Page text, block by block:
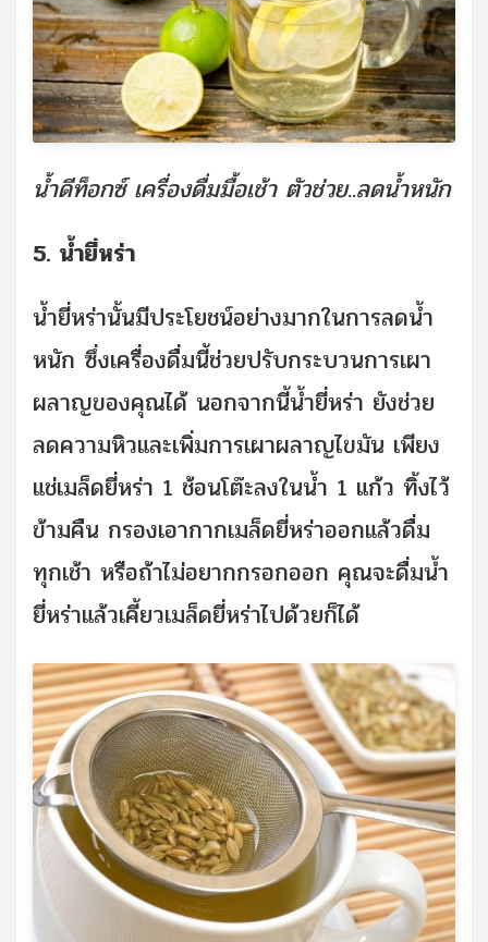
น้ำดีท็อกซ์ เครื่องดื่มมื้อเช้า ตัวช่วย..ลดน้ำหนัก
5. น้ำยี่หร่า
น้ำยี่หร่านั้นมีประโยชน์อย่างมากในการลดน้ำ
หนัก ซึ่งเครื่องดื่มนี้ช่วยปรับกระบวนการเผา
ผลาญของคุณได้ นอกจากนี้น้ำยี่หร่า ยังช่วย
ลดความหิวและเพิ่มการเผาผลาญไขมัน เพียง
แช่เมล็ดยี่หร่า 1 ช้อนโต๊ะลงในน้ำ 1 แก้ว ทิ้งไว้
ข้ามคืน กรองเอากากเมล็ดยี่หร่าออกแล้วดื่ม
ทุกเช้า หรือถ้าไม่อยากกรอกออก คุณจะดื่มน้ำ
ยี่หร่าแล้วเคี้ยวเมล็ดยี่หร่าไปด้วยก็ได้